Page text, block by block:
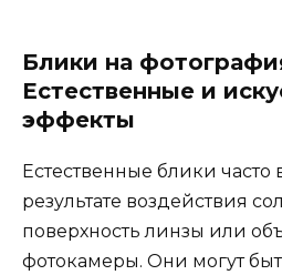
Блики на
Естественные и
эффекты
Естественные блики часто
результате воздействия
поверхность линзы или
фотокамеры. Они могут